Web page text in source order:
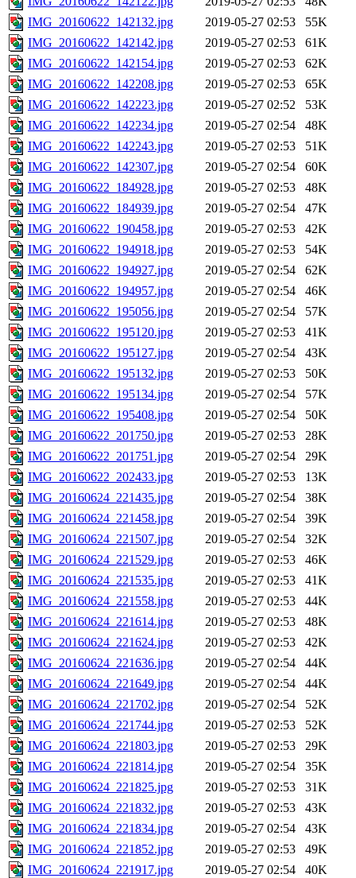
IMG_20160622_142132.jpg
2019-05-27 02:53
55K
IMG_20160622_142142.jpg
2019-05-27 02:53
61K
IMG_20160622_142154.jpg
2019-05-27 02:53
62K
IMG_20160622_142208.jpg
2019-05-27 02:53
65K
IMG_20160622_142223.jpg
2019-05-27 02:52
53K
IMG_20160622_142234.jpg
2019-05-27 02:54
48K
IMG_20160622_142243.jpg
2019-05-27 02:53
51K
IMG_20160622_142307.jpg
2019-05-27 02:54
60K
IMG_20160622_184928.jpg
2019-05-27 02:53
48K
IMG_20160622_184939.jpg
2019-05-27 02:54
47K
IMG_20160622_190458.jpg
2019-05-27 02:53
42K
IMG_20160622_194918.jpg
2019-05-27 02:53
54K
IMG_20160622_194927.jpg
2019-05-27 02:54
62K
IMG_20160622_194957.jpg
2019-05-27 02:54
46K
IMG_20160622_195056.jpg
2019-05-27 02:54
57K
IMG_20160622_195120.jpg
2019-05-27 02:53
41K
IMG_20160622_195127.jpg
2019-05-27 02:54
43K
IMG_20160622_195132.jpg
2019-05-27 02:53
50K
IMG_20160622_195134.jpg
2019-05-27 02:54
57K
IMG_20160622_195408.jpg
2019-05-27 02:54
50K
IMG_20160622_201750.jpg
2019-05-27 02:53
28K
IMG_20160622_201751.jpg
2019-05-27 02:54
29K
IMG_20160622_202433.jpg
2019-05-27 02:53
13K
IMG_20160624_221435.jpg
2019-05-27 02:54
38K
IMG_20160624_221458.jpg
2019-05-27 02:54
39K
IMG_20160624_221507.jpg
2019-05-27 02:54
32K
IMG_20160624_221529.jpg
2019-05-27 02:53
46K
IMG_20160624_221535.jpg
2019-05-27 02:53
41K
IMG_20160624_221558.jpg
2019-05-27 02:53
44K
IMG_20160624_221614.jpg
2019-05-27 02:53
48K
IMG_20160624_221624.jpg
2019-05-27 02:53
42K
IMG_20160624_221636.jpg
2019-05-27 02:54
44K
IMG_20160624_221649.jpg
2019-05-27 02:54
44K
IMG_20160624_221702.jpg
2019-05-27 02:54
52K
IMG_20160624_221744.jpg
2019-05-27 02:53
52K
IMG_20160624_221803.jpg
2019-05-27 02:53
29K
IMG_20160624_221814.jpg
2019-05-27 02:54
35K
IMG_20160624_221825.jpg
2019-05-27 02:53
31K
IMG_20160624_221832.jpg
2019-05-27 02:53
43K
IMG_20160624_221834.jpg
2019-05-27 02:54
43K
IMG_20160624_221852.jpg
2019-05-27 02:53
49K
IMG_20160624_221917.jpg
2019-05-27 02:54
40K